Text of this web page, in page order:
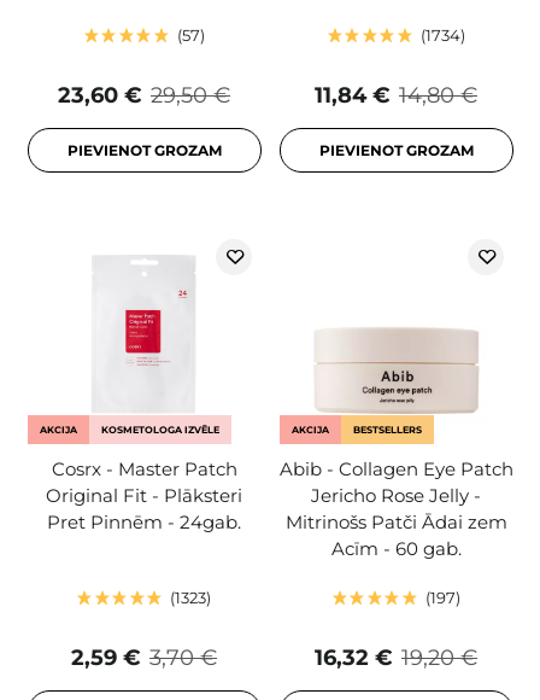
57
29,50 €
23,60 €
PIEVIENOT GROZAM
1734
14,80 €
11,84 €
PIEVIENOT GROZAM
AKCIJA KOSMETOLOGA IZVĒLE
Cosrx - Master Patch
Original Fit - Plāksteri
Pret Pinnēm - 24gab.
1323
3,70 €
2,59 €
AKCIJA BESTSELLERS
Abib - Collagen Eye Patch
Jericho Rose Jelly -
Mitrinošs Patči Ādai zem
Acīm - 60 gab.
197
19,20 €
16,32 €